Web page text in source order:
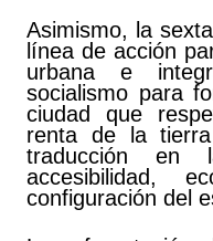
Asimismo, la
línea de acción
urbana e
socialismo para
ciudad que
renta de la
traducción en
accesibilidad,
configuración del